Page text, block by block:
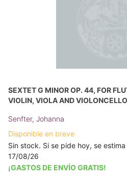
SEXTET G MINOR OP. 44, FOR
VIOLIN, VIOLA AND
Senfter, Johanna
Disponible en breve
Sin stock. Si se pide hoy, se
17/08/26
¡GASTOS DE ENVÍO GRATIS!